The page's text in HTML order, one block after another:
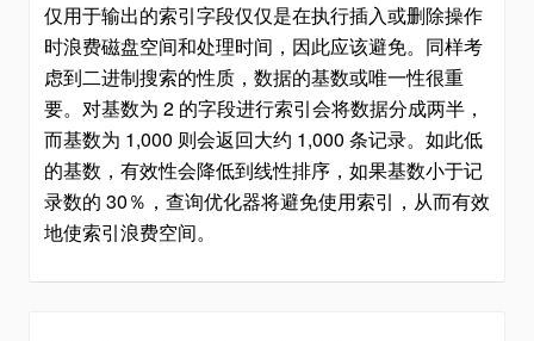
仅用于输出的索引字段仅仅是在执行插入或删除操作
时浪费磁盘空间和处理时间，因此应该避免。同样考
虑到二进制搜索的性质，数据的基数或唯一性很重
要。对基数为 2 的字段进行索引会将数据分成两半，
而基数为 1,000 则会返回大约 1,000 条记录。如此低
的基数，有效性会降低到线性排序，如果基数小于记
录数的 30％，查询优化器将避免使用索引，从而有效
地使索引浪费空间。